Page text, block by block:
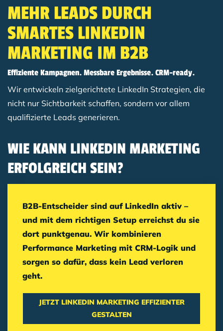
MEHR LEADS DURCH
SMARTES LINKEDIN
MARKETING IM B2B
Effiziente Kampagnen. Messbare Ergebnisse. CRM-ready.
Wir entwickeln zielgerichtete LinkedIn Strategien, die
nicht nur Sichtbarkeit schaffen, sondern vor allem
qualifizierte Leads generieren.
WIE KANN LINKEDIN MARKETING
ERFOLGREICH SEIN?
B2B-Entscheider sind auf LinkedIn aktiv –
und mit dem richtigen Setup erreichst du sie
dort punktgenau. Wir kombinieren
Performance Marketing mit CRM-Logik und
sorgen so dafür, dass kein Lead verloren
geht.
JETZT LINKEDIN MARKETING EFFIZIENTER
GESTALTEN